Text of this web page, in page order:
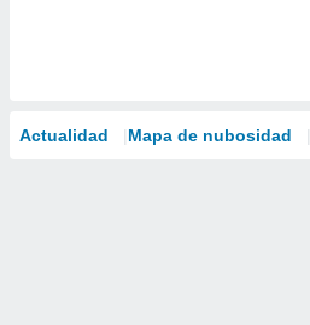
Actualidad Mapa de nubosidad